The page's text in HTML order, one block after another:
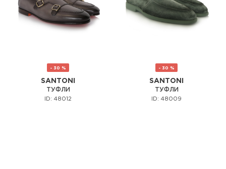
- 30 %
SANTONI
ТУФЛИ
ID: 48012
- 30 %
SANTONI
ТУФЛИ
ID: 48009